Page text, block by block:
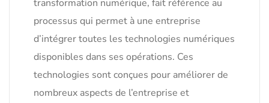
transformation numérique, fait référence au
processus qui permet à une entreprise
d’intégrer toutes les technologies numériques
disponibles dans ses opérations. Ces
technologies sont conçues pour améliorer de
nombreux aspects de l’entreprise et